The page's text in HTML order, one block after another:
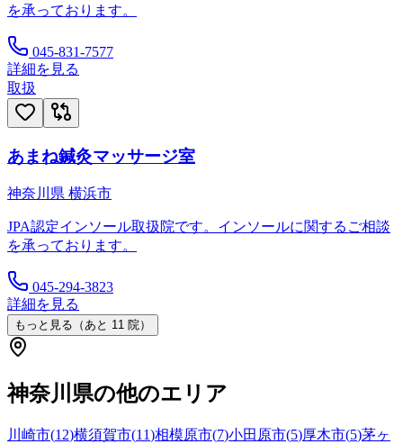
を承っております。
045-831-7577
詳細を見る
取扱
あまね鍼灸マッサージ室
神奈川県 横浜市
JPA認定インソール取扱院です。インソールに関するご相談
を承っております。
045-294-3823
詳細を見る
もっと見る（あと 11 院）
神奈川県の他のエリア
川崎市(12)横須賀市(11)相模原市(7)小田原市(5)厚木市(5)茅ヶ